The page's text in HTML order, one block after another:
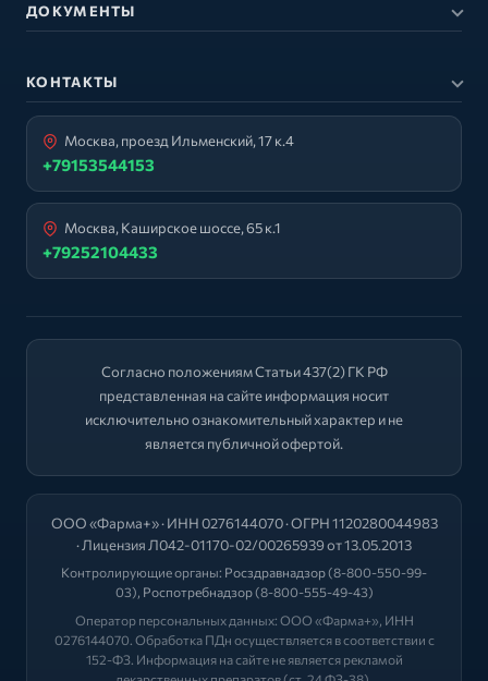
ДОКУМЕНТЫ
КОНТАКТЫ
Москва, проезд Ильменский, 17 к.4
+79153544153
Москва, Каширское шоссе, 65 к.1
+79252104433
Согласно положениям Статьи 437(2) ГК РФ
представленная на сайте информация носит
исключительно ознакомительный характер и не
является публичной офертой.
ООО «Фарма+» · ИНН 0276144070 · ОГРН 1120280044983
· Лицензия Л042-01170-02/00265939 от 13.05.2013
Контролирующие органы: Росздравнадзор(8-800-550-99-
03), Роспотребнадзор(8-800-555-49-43)
Оператор персональных данных: ООО «Фарма+», ИНН
0276144070. Обработка ПДн осуществляется в соответствии с
152-ФЗ. Информация на сайте не является рекламой